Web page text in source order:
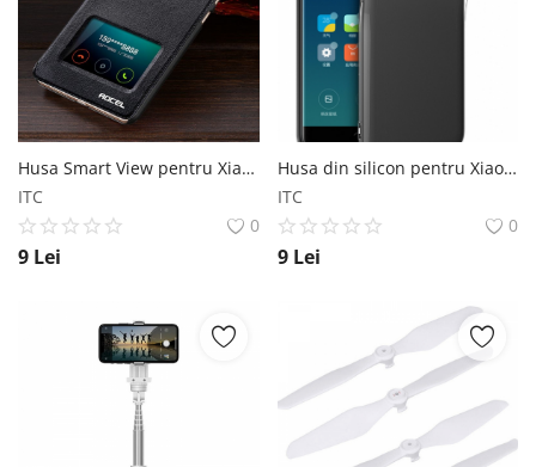
Husa Smart View pentru Xiaomi Redmi 4 4 Pro 4 Prime Xiaomi
ITC
0
9 Lei
Husa din silicon pentru Xiaomi 5x Xiaomi
ITC
0
9 Lei